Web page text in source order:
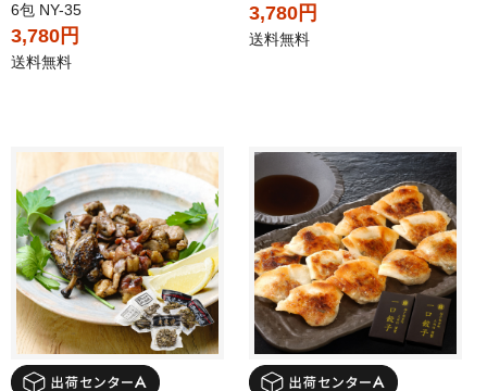
6包 NY-35
3,780円
送料無料
3,780円
送料無料